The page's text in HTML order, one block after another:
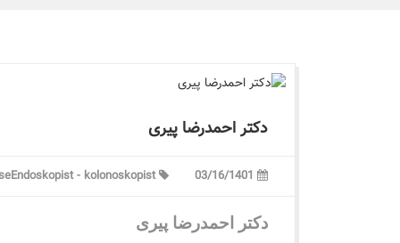
دکتر احمدرضا پیری
Endoskopist - kolonoskopist
دکتر احمدرضا پیری